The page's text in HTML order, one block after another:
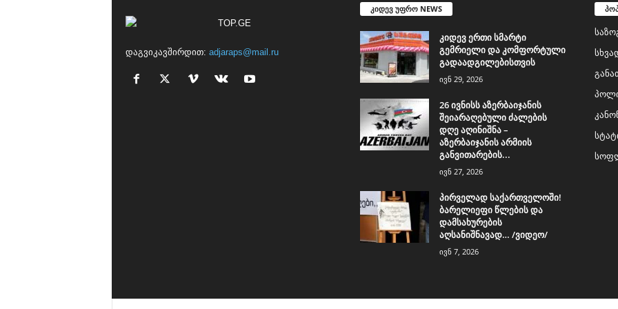
დაგვიკავშირდით: adjaraps@mail.ru
კიდევ უფრო NEWS
კიდევ ერთი სმარტი
გემრიელი და კომფორტული
გადაადგილებისთვის
ივნ 29, 2026
26 ივნისს აზერბაიჯანის
შეიარაღებული ძალების
დღე აღინიშნა –
აზერბაიჯანის არმიის
განვითარების...
ივნ 27, 2026
პირველად საქართველოში!
ბარელიეფი წლების და
დამსახურების
აღსანიშნავად… /ვიდეო/
ივნ 7, 2026